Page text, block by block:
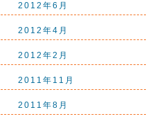
2012年6月
2012年4月
2012年2月
2011年11月
2011年8月